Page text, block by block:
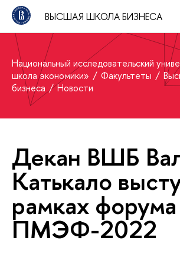
ВЫСШАЯ ШКОЛА БИЗНЕСА
Национальный исследовательский
школа экономики»
Факультеты
бизнеса
Новости
Декан ВШБ
Катькало
рамках форума
ПМЭФ-2022